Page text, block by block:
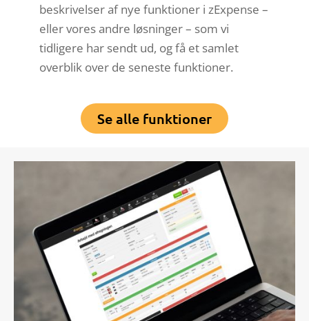
beskrivelser af nye funktioner i zExpense –
eller vores andre løsninger – som vi
tidligere har sendt ud, og få et samlet
overblik over de seneste funktioner.
Se alle funktioner